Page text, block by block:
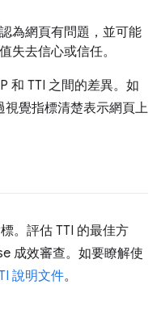
為網頁有問題，並可能
失去信心或信任。
和 TTI 之間的差異。如
覺指標清楚表示網頁上
。評估 TTI 的最佳方
成效審查。如要瞭解使
說明文件。